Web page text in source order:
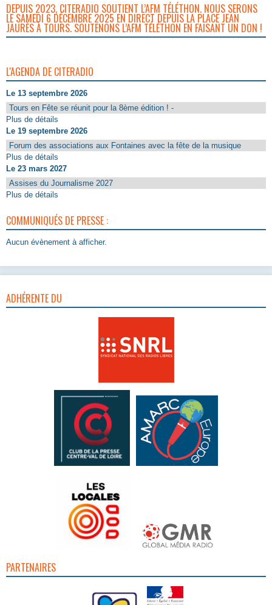
DEPUIS 2023, CITERADIO SOUTIENT L’AFM TÉLÉTHON. NOUS SERONS
LE SAMEDI 6 DÉCEMBRE 2025 EN DIRECT DEPUIS LA PLACE JEAN
JAURÈS À TOURS. SOUTENONS L’AFM TÉLÉTHON EN FAISANT UN DON !
L'AGENDA DE CITERADIO
Le 13 septembre 2026
Tours en Fête se réunit pour la 8ème édition ! -
Plus de détails
Le 19 septembre 2026
Forum des associations aux Fontaines avec la fête de la musique
Plus de détails
Le 23 mars 2027
Assises du Journalisme 2027
Plus de détails
COMMUNIQUÉS DE PRESSE :
Aucun évènement à afficher.
ADHÉRENTE DU
PARTENAIRES